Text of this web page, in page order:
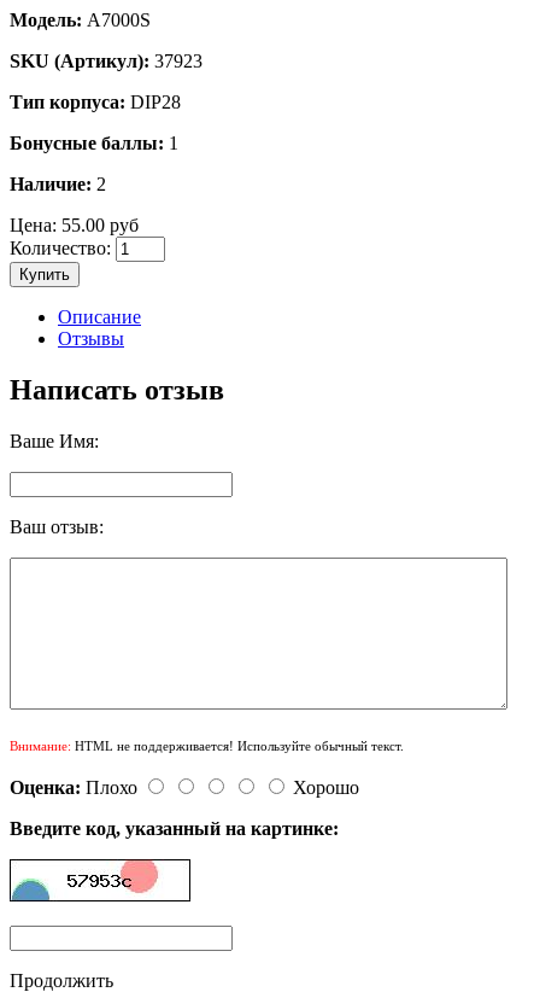
Модель: A7000S
SKU (Артикул): 37923
Тип корпуса: DIP28
Бонусные баллы: 1
Наличие: 2
Цена: 55.00 руб
Количество:
Купить
Описание
Отзывы
Написать отзыв
Ваше Имя:
Ваш отзыв:
Внимание: HTML не поддерживается! Используйте обычный текст.
Оценка: Плохо
Хорошо
Введите код, указанный на картинке:
Продолжить